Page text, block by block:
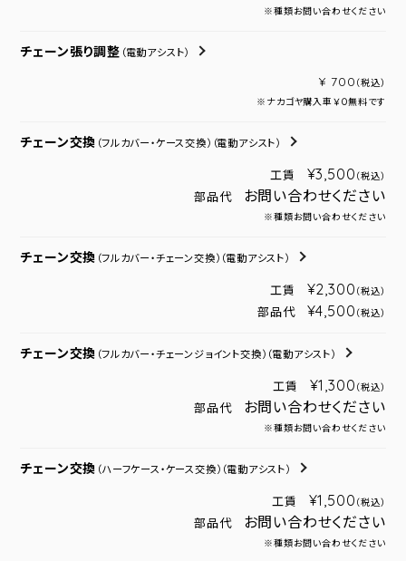
※種類お問い合わせください
チェーン張り調整 （電動アシスト）
¥ 700 （税込）
※ナカゴヤ購入車￥０無料です
チェーン交換 （フルカバー・ケース交換） （電動アシスト）
工賃 ¥3,500 （税込）
部品代 お問い合わせください
※種類お問い合わせください
チェーン交換 （フルカバー・チェーン交換） （電動アシスト）
工賃 ¥2,300 （税込）
部品代 ¥4,500 （税込）
チェーン交換 （フルカバー・チェーンジョイント交換） （電動アシスト）
工賃 ¥1,300 （税込）
部品代 お問い合わせください
※種類お問い合わせください
チェーン交換 （ハーフケース・ケース交換） （電動アシスト）
工賃 ¥1,500 （税込）
部品代 お問い合わせください
※種類お問い合わせください